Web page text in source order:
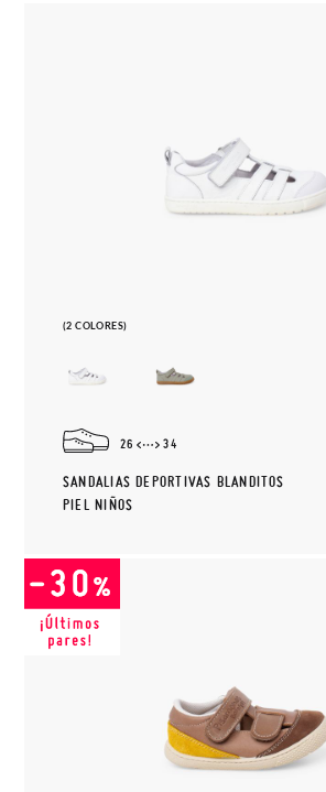
(2 COLORES)
26 34
SANDALIAS DEPORTIVAS BLANDITOS
PIEL NIÑOS